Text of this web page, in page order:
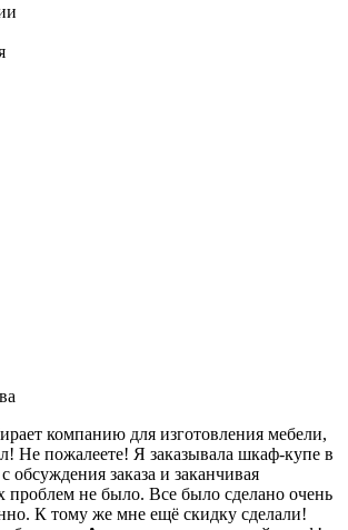
компанию для изготовления мебели,
Не пожалеете! Я заказывала шкаф-купе в
обсуждения заказа и заканчивая
не было. Все было сделано очень
К тому же мне ещё скидку сделали!